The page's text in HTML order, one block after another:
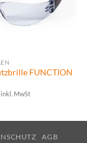
FUNCTION
inkl. MwSt
AGB